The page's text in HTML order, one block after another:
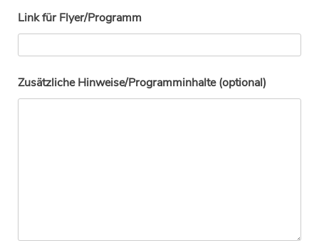
Link für Flyer/Programm
Zusätzliche Hinweise/Programminhalte (optional)